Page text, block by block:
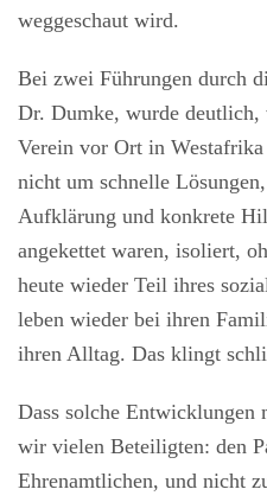
weggeschaut wird.
Bei zwei Führungen durch
Dr. Dumke, wurde deutlich,
Verein vor Ort in
nicht um schnelle
Aufklärung und konkrete
angekettet waren, isoliert,
heute wieder Teil ihres
leben wieder bei ihren
ihren Alltag. Das klingt
Dass solche Entwicklungen
wir vielen Beteiligten: den
Ehrenamtlichen, und nicht